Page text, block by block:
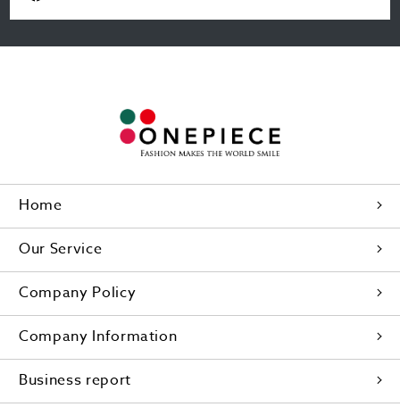
Home
Our Service
Company Policy
Company Information
Business report